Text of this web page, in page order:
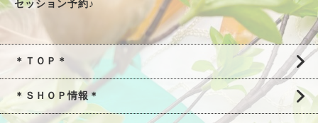
セッション予約♪
＊ＴＯＰ＊
＊ＳＨＯＰ情報＊